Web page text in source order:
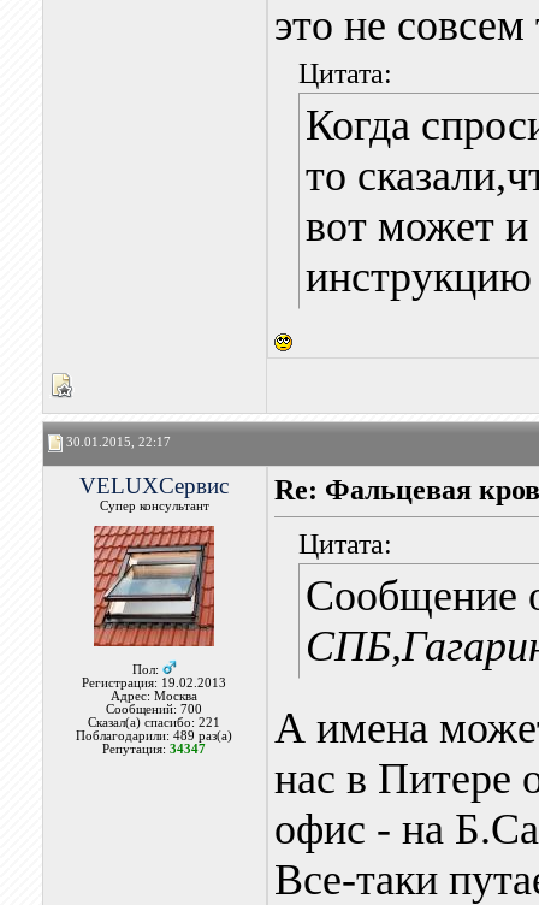
это не
Цитата:
Когда
то
вот может
30.01.2015, 22:17
VELUXСервис
Супер консультант
Пол:
Регистрация: 19.02.2013
Адрес: Москва
Сообщений: 700
Сказал(а) спасибо: 221
Поблагодарили: 489 раз(а)
Репутация:34347
Re: Фальцевая
Цитата:
Сообщение
А имена
нас в Питере
офис - на
Все-таки